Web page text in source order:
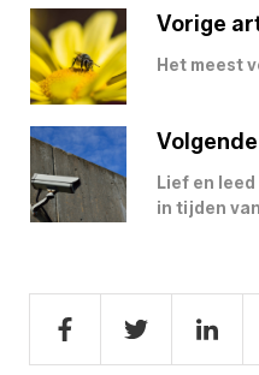
Vorige
Het meest
Lief en
in tijden